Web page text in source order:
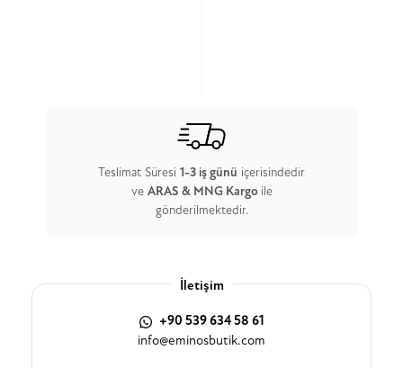
Teslimat Süresi 1-3 iş günü içerisindedir
ve ARAS & MNG Kargo ile
gönderilmektedir.
İletişim
+90 539 634 58 61
info@eminosbutik.com